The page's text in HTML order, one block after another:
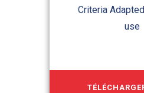
Criteria
use